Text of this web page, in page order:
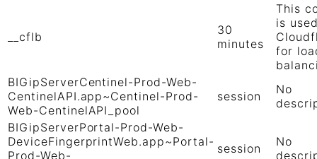
__cflb
30
minutes
This
is
for
BIGipServerCentinel-Prod-Web-
CentinelAPI.app~Centinel-Prod-
Web-CentinelAPI_pool
session
No
BIGipServerPortal-Prod-Web-
DeviceFingerprintWeb.app~Portal-
Prod-Web-
session
No